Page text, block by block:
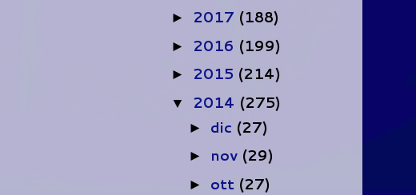
► 2017 (188)
► 2016 (199)
► 2015 (214)
▼ 2014 (275)
► dic (27)
► nov (29)
► ott (27)